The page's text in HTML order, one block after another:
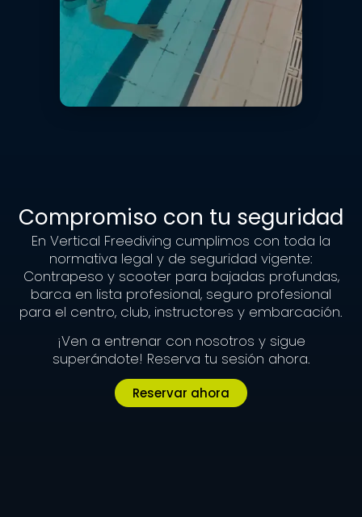
Compromiso con tu seguridad
En Vertical Freediving cumplimos con toda la
normativa legal y de seguridad vigente:
Contrapeso y scooter para bajadas profundas,
barca en lista profesional, seguro profesional
para el centro, club, instructores y embarcación.
¡Ven a entrenar con nosotros y sigue
superándote! Reserva tu sesión ahora.
Reservar ahora